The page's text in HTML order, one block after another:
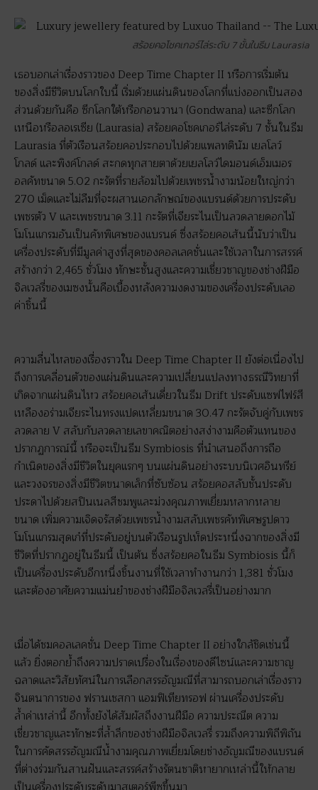
สร้อยคอโชคเกอร์ไล่ระดับ 7 ชั้นในธีม Laurasia
เธอบอกเล่าเรื่องราวของ Deep Time Chapter II หรือการเริ่มต้น
ของสิ่งมีชีวิตบนโลกใบนี้ เริ่มด้วยแผ่นดินของโลกที่แบ่งออกเป็นสอง
ส่วนด้วยกันคือ ซีกโลกใต้หรือกอนวานา (Gondwana) และซีกโลก
เหนือหรือลอเรเซีย (Laurasia) สร้อยคอโชคเกอร์ไล่ระดับ 7 ชั้นในธีม
Laurasia ที่ตัวเรือนสร้อยคอประกอบไปด้วยแพลทตินัม เยลโลว์
โกลด์ และพิงค์โกลด์ สะกดทุกสายตาด้วยเยลโลว์ไดมอนด์เอ็มเมอร
อลคัทขนาด 5.02 กะรัตที่รายล้อมไปด้วยเพชรน้ำงามน้อยใหญ่กว่า
270 เม็ดและไม่ลืมที่จะผสานเอกลักษณ์ของแบรนด์ด้วยการประดับ
เพชรตัว V และเพชรขนาด 3.11 กะรัตที่เจียระไนเป็นลวดลายดอกไม้
โมโนแกรมอันเป็นคัทพิเศษของแบรนด์ ซึ่งสร้อยคอเส้นนี้นับว่าเป็น
เครื่องประดับที่มีมูลค่าสูงที่สุดของคอลเลคชั่นและใช้เวลาในการสรรค์
สร้างกว่า 2,465 ชั่วโมง ทักษะชั้นสูงและความเชี่ยวชาญของช่างฝีมือ
จิลเวลรี่ของเมซงนั้นคือเบื้องหลังความงดงามของเครื่องประดับเลอ
ค่าชิ้นนี้
ความลื่นไหลของเรื่องราวใน Deep Time Chapter II ยังต่อเนื่องไป
ถึงการเคลื่อนตัวของแผ่นดินและความเปลี่ยนแปลงทางธรณีวิทยาที่
เกิดจากแผ่นดินไหว สร้อยคอเส้นเดี่ยวในธีม Drift ประดับแซฟไฟร์สี
เหลืองอร่ามเจียระไนทรงแปดเหลี่ยมขนาด 30.47 กะรัตจับคู่กับเพชร
ลวดลาย V สลับกับลวดลายเลขาคณิตอย่างสง่างามคือตัวแทนของ
ปรากฏการณ์นี้ หรือจะเป็นธีม Symbiosis ที่นำเสนอถึงการถือ
กำเนิดของสิ่งมีชีวิตในยุคแรกๆ บนแผ่นดินอย่างระบบนิเวศอินทรีย์
และวงจรของสิ่งมีชีวิตขนาดเล็กที่ซับซ้อน สร้อยคอสลับชั้นประดับ
ประดาไปด้วยสปินเนลสีชมพูและม่วงคุณภาพเยี่ยมหลากหลาย
ขนาด เพิ่มความเจิดจรัสด้วยเพชรน้ำงามสลับเพชรคัทพิเศษรูปดาว
โมโนแกรมสุดเก๋ที่ประดับอยู่บนตัวเรือนรูปเห็ดประหนึ่งฉากของสิ่งมี
ชีวิตที่ปรากฏอยู่ในธีมนี้ เป็นต้น ซึ่งสร้อยคอในธีม Symbiosis นี้ก็
เป็นเครื่องประดับอีกหนึ่งชิ้นงานที่ใช้เวลาทำงานกว่า 1,381 ชั่วโมง
และต้องอาศัยความแม่นยำของช่างฝีมือจิลเวลรี่เป็นอย่างมาก
เมื่อได้ชมคอลเลคชั่น Deep Time Chapter II อย่างใกล้ชิดเช่นนี้
แล้ว ยิ่งตอกย้ำถึงความปราดเปรื่องในเรื่องของดีไซน์และความชาญ
ฉลาดและวิสัยทัศน์ในการเลือกสรรอัญมณีที่สามารถบอกเล่าเรื่องราว
จินตนาการของ ฟรานเชสกา แอมฟิเทียทรอฟ ผ่านเครื่องประดับ
ล้ำค่าเหล่านี้ อีกทั้งยังได้สัมผัสถึงงานฝีมือ ความประณีต ความ
เชี่ยวชาญและทักษะที่ล้ำลึกของช่างฝีมือจิลเวลรี่ รวมถึงความพิถีพิถัน
ในการคัดสรรอัญมณีน้ำงามคุณภาพเยี่ยมโดยช่างอัญมณีของแบรนด์
ที่ต่างร่วมกันสานฝันและสรรค์สร้างรัตนชาติหายากเหล่านี้ให้กลาย